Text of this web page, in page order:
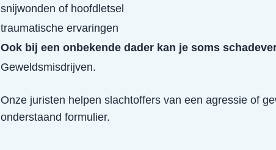
snijwonden of hoofdletsel
traumatische ervaringen
Ook bij een onbekende dader kan je soms
Geweldsmisdrijven.
Onze juristen helpen slachtoffers van een agressie of
onderstaand formulier.